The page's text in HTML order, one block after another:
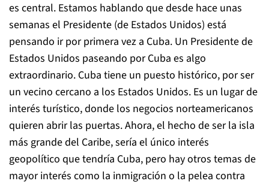
es central. Estamos hablando que desde hace unas
semanas el Presidente (de Estados Unidos) está
pensando ir por primera vez a Cuba. Un Presidente de
Estados Unidos paseando por Cuba es algo
extraordinario. Cuba tiene un puesto histórico, por ser
un vecino cercano a los Estados Unidos. Es un lugar de
interés turístico, donde los negocios norteamericanos
quieren abrir las puertas. Ahora, el hecho de ser la isla
más grande del Caribe, sería el único interés
geopolítico que tendría Cuba, pero hay otros temas de
mayor interés como la inmigración o la pelea contra